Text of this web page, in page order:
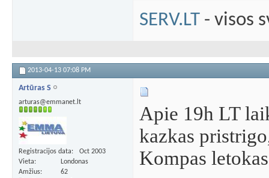
SERV.LT - visos
2013-04-13 07:08 PM
Artūras S
arturas@emmanet.lt
Registracijos data
Oct 2003
Vieta
Londonas
Amžius
62
Apie 19h LT
kazkas
Kompas